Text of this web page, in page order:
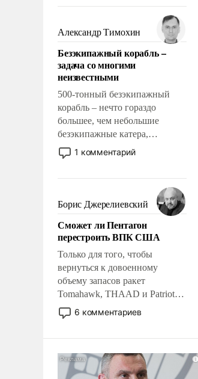
мужественным и твердым под
ударами судьбы, брать на себя
ответственность, помогать
слабым, идти вперед и
адаптироваться.
Александр Тимохин
Безэкипажный корабль –
задача со многими
неизвестными
500-тонный безэкипажный
корабль – нечто гораздо
большее, чем небольшие
безэкипажные катера,
применение которых уже
стало обыденностью. Задача по
сложна и амбициозна. Однако
и ее реализация радикально
поднимет наши боевые
возможности.
1 комментарий
Борис Джерелиевский
Сможет ли Пентагон
перестроить ВПК США
Только для того, чтобы
вернуться к довоенному
объему запасов ракет
Tomahawk, THAAD и Patriot
США потребуется более трех
лет. Даже небольшая война с
Сложившаяся ситуация
означает многолетний период
6 комментариев